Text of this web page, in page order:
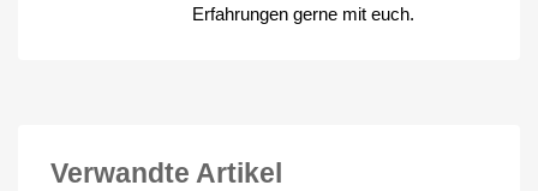
Erfahrungen gerne mit euch.
Verwandte Artikel